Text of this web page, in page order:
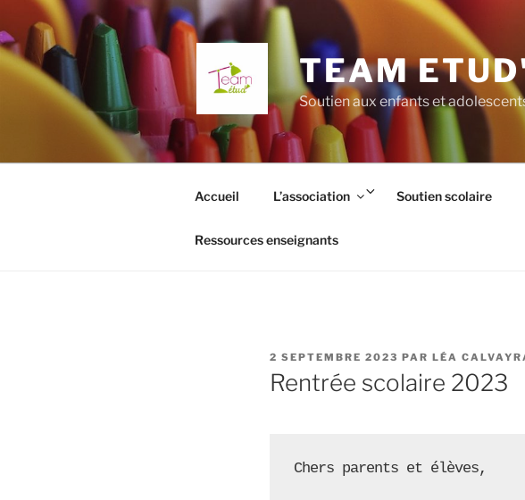
au
contenu
principal
TEAM
Soutien aux enfants et
Accueil L’association
Ouvrir
Soutien scolaire
Ressources enseignants
PUBLIÉ
LE
2 SEPTEMBRE 2023 PAR LÉA
Rentrée scolaire 2023
Chers parents et élèves,